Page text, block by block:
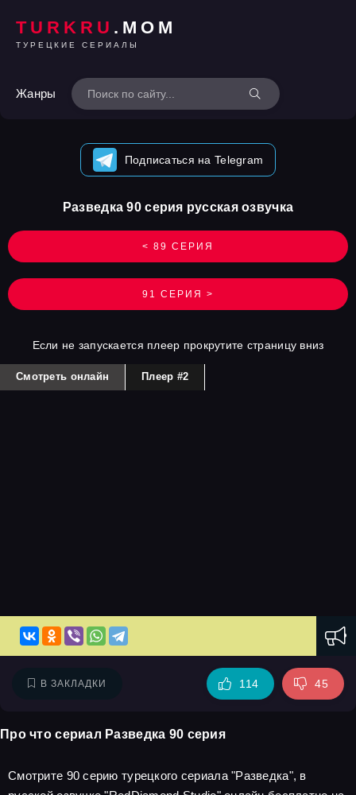
TURKRU .MOM
ТУРЕЦКИЕ СЕРИАЛЫ
Жанры
Подписаться на Telegram
< 89 СЕРИЯ
Разведка 90 серия русская озвучка
91 СЕРИЯ >
Если не запускается плеер прокрутите страницу вниз
Смотреть онлайн Плеер #2
В ЗАКЛАДКИ 114 45
Про что сериал Разведка 90 серия
Смотрите 90 серию турецкого сериала "Разведка", в